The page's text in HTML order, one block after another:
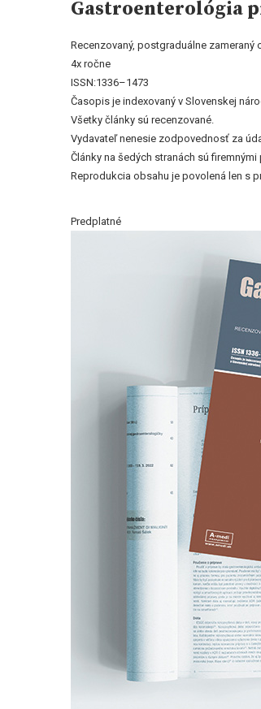
Gastroenterológia
Recenzovaný, postgraduálne
4x ročne
ISSN:1336–1473
Časopis je indexovaný v Slovenskej
Všetky články sú recenzované.
Vydavateľ nenesie zodpovednosť za
Články na šedých stranách sú
Reprodukcia obsahu je povolená len s
Predplatné